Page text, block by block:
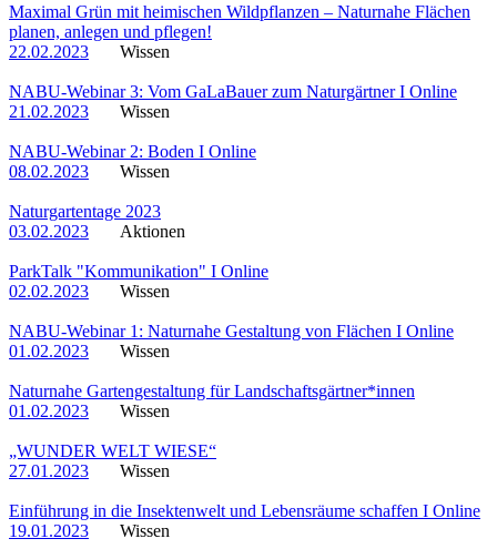
Maximal Grün mit heimischen Wildpflanzen – Naturnahe Flächen
planen, anlegen und pflegen!
22.02.2023
Wissen
NABU-Webinar 3: Vom GaLaBauer zum Naturgärtner I Online
21.02.2023
Wissen
NABU-Webinar 2: Boden I Online
08.02.2023
Wissen
Naturgartentage 2023
03.02.2023
Aktionen
ParkTalk "Kommunikation" I Online
02.02.2023
Wissen
NABU-Webinar 1: Naturnahe Gestaltung von Flächen I Online
01.02.2023
Wissen
Naturnahe Gartengestaltung für Landschaftsgärtner*innen
01.02.2023
Wissen
„WUNDER WELT WIESE“
27.01.2023
Wissen
Einführung in die Insektenwelt und Lebensräume schaffen I Online
19.01.2023
Wissen